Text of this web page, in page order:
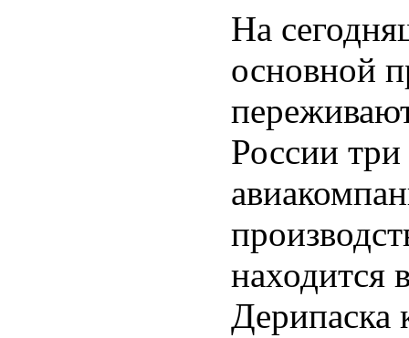
На
основной
России
находится
Дерипаска